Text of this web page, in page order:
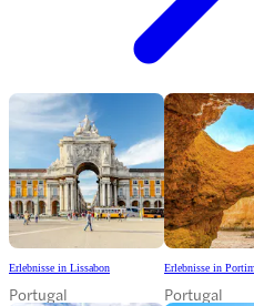
Erlebnisse in Lissabon
Portugal
Erlebnisse in
Portugal